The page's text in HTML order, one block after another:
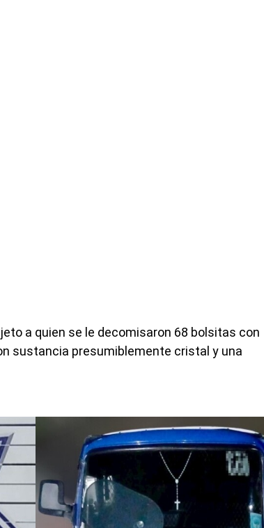
a quien se le decomisaron 68 bolsitas con
sustancia presumiblemente cristal y una